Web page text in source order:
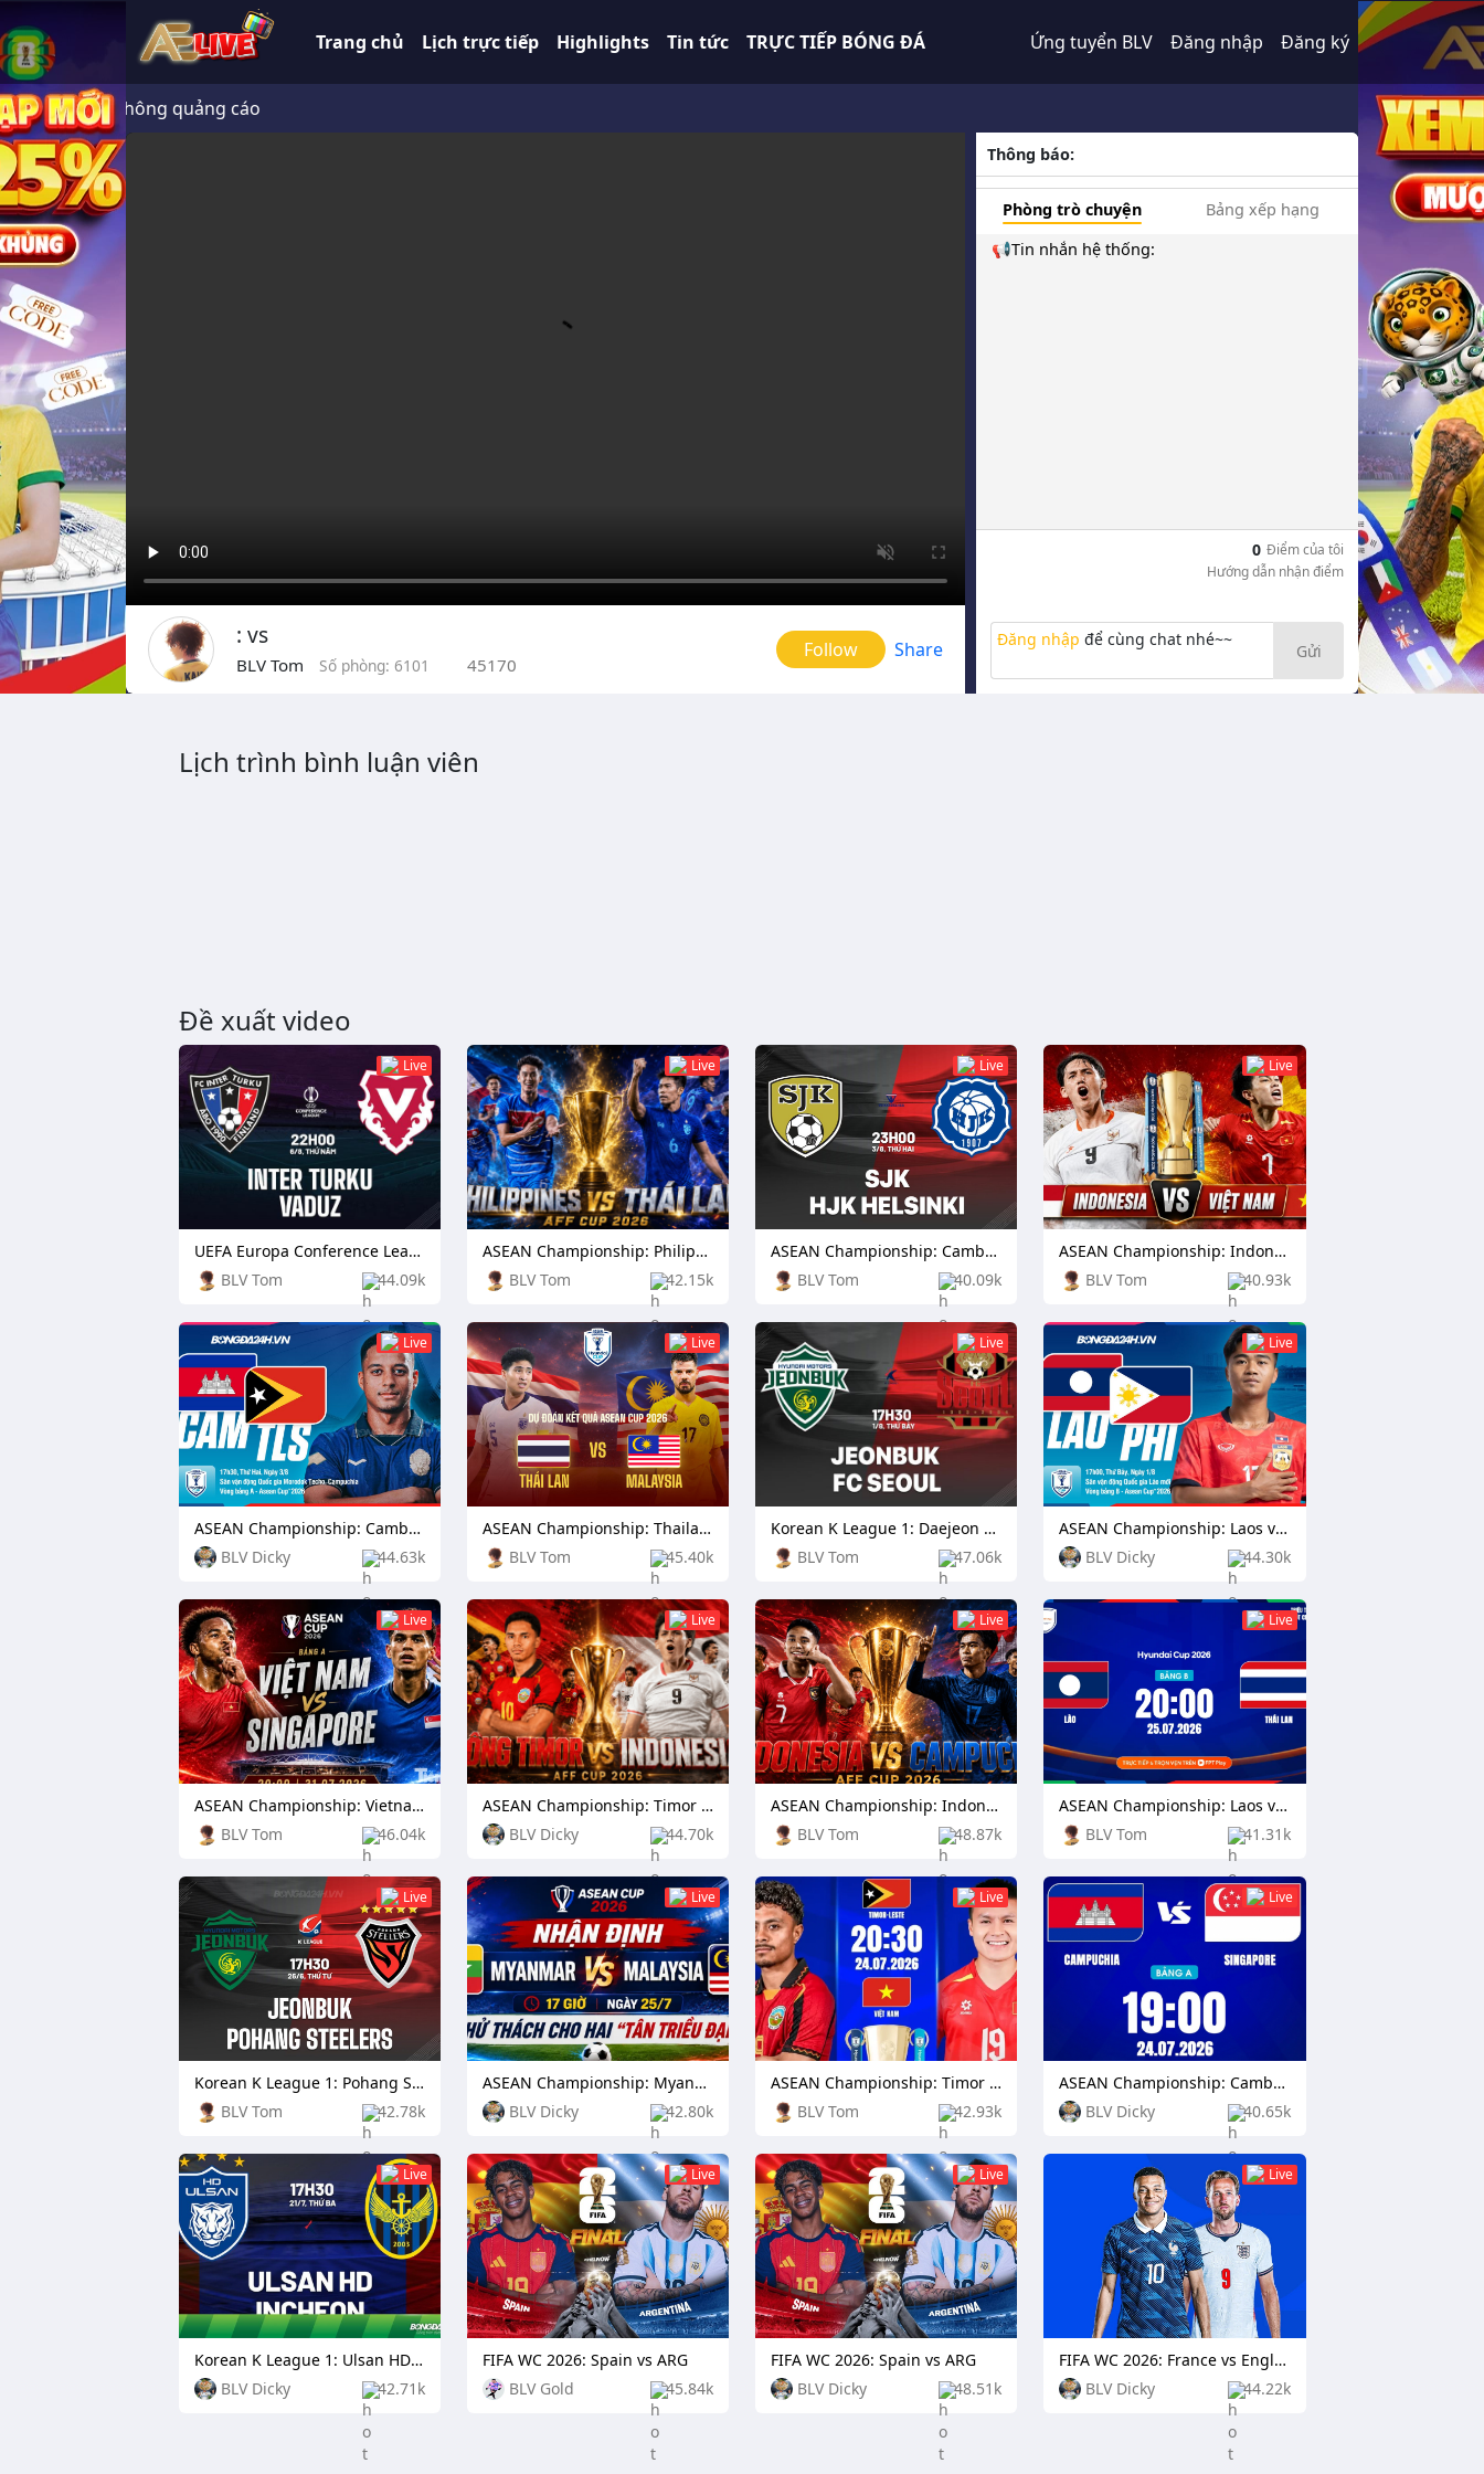
Trang chủ Lịch trực tiếp Highlights Tin tức TRỰC TIẾP BÓNG ĐÁ Ứng tuyển BLV Đăng nhập Đăng ký
HD không quảng cáo
: vs
BLV Tom Số phòng: 6101 45170
Follow Share
Thông báo:
Phòng trò chuyện
Bảng xếp hạng
📢Tin nhắn hệ thống:
0 Điểm của tôi
Hướng dẫn nhận điểm
Đăng nhập để cùng chat nhé~~
Gửi
Lịch trình bình luận viên
Đề xuất video
Live
BLV Tom 44.09k
UEFA Europa Conference League: TPS Turku vs Independiente Rivadavia
Live
BLV Tom 42.15k
ASEAN Championship: Philippines vs Thailand
Live
BLV Tom 40.09k
ASEAN Championship: Cambodia vs Laos
Live
BLV Tom 40.93k
ASEAN Championship: Indonesia vs Vietnam
Live
BLV Dicky 44.63k
ASEAN Championship: Cambodia vs Timor Leste
Live
BLV Tom 45.40k
ASEAN Championship: Thailand vs Malaysia
Live
BLV Tom 47.06k
Korean K League 1: Daejeon Citizen vs Football Club Seoul
Live
BLV Dicky 44.30k
ASEAN Championship: Laos vs Philippines
Live
BLV Tom 46.04k
ASEAN Championship: Vietnam vs Singapore
Live
BLV Dicky 44.70k
ASEAN Championship: Timor Leste vs Indonesia
Live
BLV Tom 48.87k
ASEAN Championship: Indonesia vs Cambodia
Live
BLV Tom 41.31k
ASEAN Championship: Laos vs Thailand
Live
BLV Tom 42.78k
Korean K League 1: Pohang Steelers vs Daejeon Citizen
Live
BLV Dicky 42.80k
ASEAN Championship: Myanmar vs Malaysia
Live
BLV Tom 42.93k
ASEAN Championship: Timor Leste vs Vietnam
Live
BLV Dicky 40.65k
ASEAN Championship: Cambodia vs Singapore
Live
BLV Dicky 42.71k
Korean K League 1: Ulsan HD FC vs Incheon United
Live
BLV Gold 45.84k
FIFA WC 2026: Spain vs ARG
Live
BLV Dicky 48.51k
FIFA WC 2026: Spain vs ARG
Live
BLV Dicky 44.22k
FIFA WC 2026: France vs England